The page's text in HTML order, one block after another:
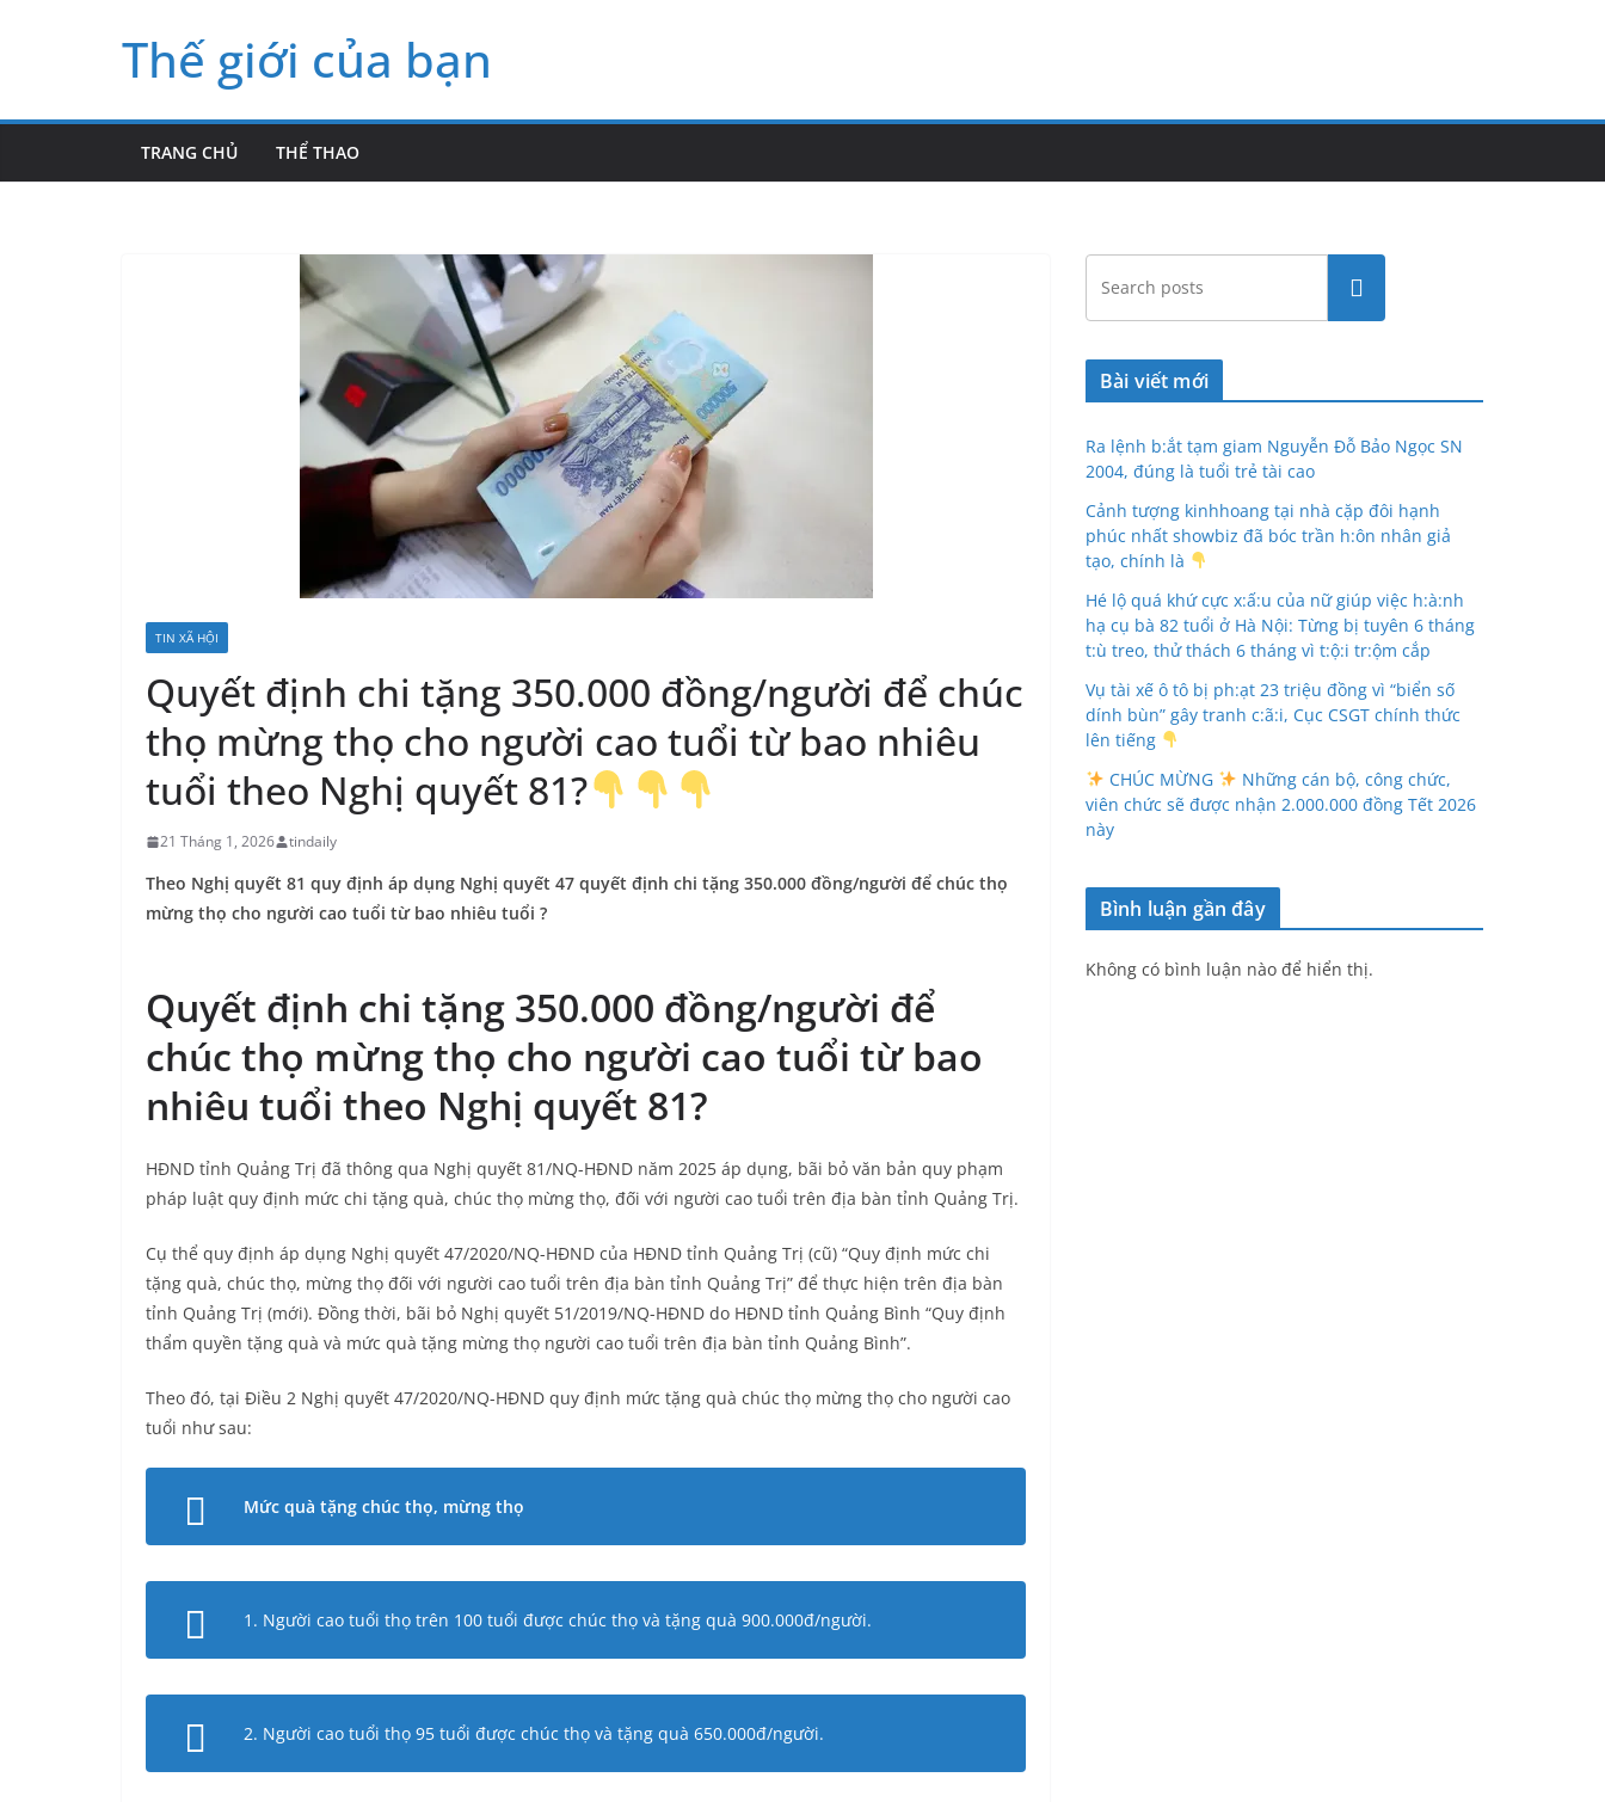
Thế giới của bạn
TRANG CHỦ THỂ THAO
TIN XÃ HỘI
Quyết định chi tặng 350.000 đồng/người để chúc
thọ mừng thọ cho người cao tuổi từ bao nhiêu
tuổi theo Nghị quyết 81?
21 Tháng 1, 2026 tindaily
Theo Nghị quyết 81 quy định áp dụng Nghị quyết 47 quyết định chi tặng 350.000 đồng/người để chúc thọ
mừng thọ cho người cao tuổi từ bao nhiêu tuổi ?
Quyết định chi tặng 350.000 đồng/người để
chúc thọ mừng thọ cho người cao tuổi từ bao
nhiêu tuổi theo Nghị quyết 81?
HĐND tỉnh Quảng Trị đã thông qua Nghị quyết 81/NQ-HĐND năm 2025 áp dụng, bãi bỏ văn bản quy phạm
pháp luật quy định mức chi tặng quà, chúc thọ mừng thọ, đối với người cao tuổi trên địa bàn tỉnh Quảng Trị.
Cụ thể quy định áp dụng Nghị quyết 47/2020/NQ-HĐND của HĐND tỉnh Quảng Trị (cũ) “Quy định mức chi
tặng quà, chúc thọ, mừng thọ đối với người cao tuổi trên địa bàn tỉnh Quảng Trị” để thực hiện trên địa bàn
tỉnh Quảng Trị (mới). Đồng thời, bãi bỏ Nghị quyết 51/2019/NQ-HĐND do HĐND tỉnh Quảng Bình “Quy định
thẩm quyền tặng quà và mức quà tặng mừng thọ người cao tuổi trên địa bàn tỉnh Quảng Bình”.
Theo đó, tại Điều 2 Nghị quyết 47/2020/NQ-HĐND quy định mức tặng quà chúc thọ mừng thọ cho người cao
tuổi như sau:
Mức quà tặng chúc thọ, mừng thọ
1. Người cao tuổi thọ trên 100 tuổi được chúc thọ và tặng quà 900.000đ/người.
2. Người cao tuổi thọ 95 tuổi được chúc thọ và tặng quà 650.000đ/người.
kiếm
Bài viết mới
Ra lệnh b:ắt tạm giam Nguyễn Đỗ Bảo Ngọc SN
2004, đúng là tuổi trẻ tài cao
Cảnh tượng kinhhoang tại nhà cặp đôi hạnh
phúc nhất showbiz đã bóc trần h:ôn nhân giả
tạo, chính là
Hé lộ quá khứ cực x:ấ:u của nữ giúp việc h:à:nh
hạ cụ bà 82 tuổi ở Hà Nội: Từng bị tuyên 6 tháng
t:ù treo, thử thách 6 tháng vì t:ộ:i tr:ộm cắp
Vụ tài xế ô tô bị ph:ạt 23 triệu đồng vì “biển số
dính bùn” gây tranh c:ã:i, Cục CSGT chính thức
lên tiếng
CHÚC MỪNG
Những cán bộ, công chức,
viên chức sẽ được nhận 2.000.000 đồng Tết 2026
này
Bình luận gần đây
Không có bình luận nào để hiển thị.